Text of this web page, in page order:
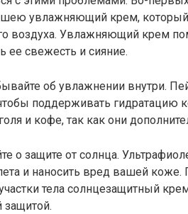
шею увлажняющий крем,
воздуха. Увлажняющий крем
ее свежесть и сияние.
об увлажнении внутри.
поддерживать гидратацию
и кофе, так как они
о защите от солнца.
и наносить вред вашей коже.
тела солнцезащитный
защитой.